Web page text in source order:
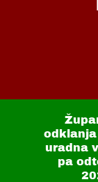
odklanja
uradna
pa